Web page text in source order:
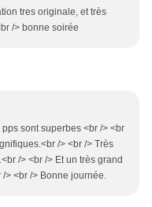
tres originale, et très
/> bonne soirée
sont superbes <br /> <br
/> <br /> Très
/> <br /> Et un très grand
> <br /> Bonne journée.